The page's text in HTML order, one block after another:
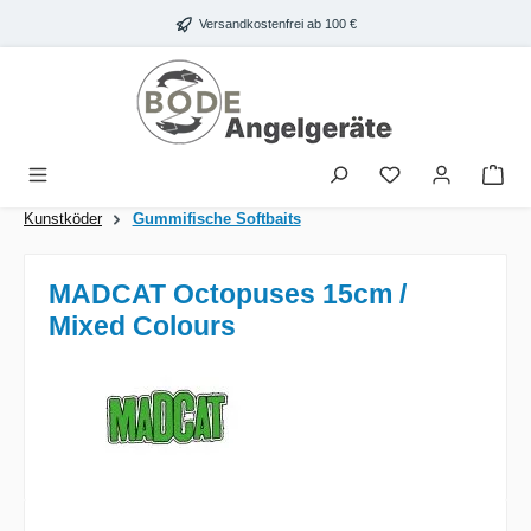
Zum Hauptinhalt springen Versandkostenfrei ab 100 €
Kunstköder Gummifische Softbaits
MADCAT Octopuses 15cm /
Mixed Colours